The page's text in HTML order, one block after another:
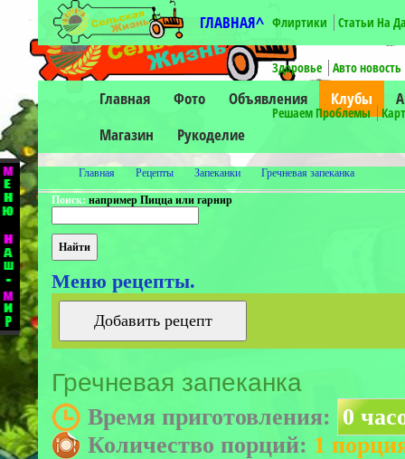
ГЛАВНАЯ^ Флиртики Статьи На
Здоровье Авто новость
Решаем Проблемы
-->
Главная Фото Объявления Клубы
Магазин
Рукоделие
Главная Рецепты Запеканки Гречневая запеканка
Поиск: например Пицца или гарнир
Меню рецепты.
Гречневая запеканка
Время приготовления: 0
Количество порций: 1